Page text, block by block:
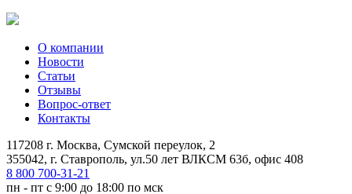
О компании
Новости
Статьи
Отзывы
Вопрос-ответ
Контакты
117208 г. Москва, Сумской переулок, 2
355042, г. Ставрополь, ул.50 лет ВЛКСМ 63б, офис 408
8 800 700-31-21
пн - пт с 9:00 до 18:00 по мск